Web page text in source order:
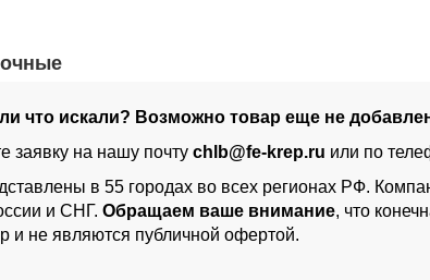
что искали? Возможно товар еще не
заявку на нашу почту chlb@fe-krep.ru или по
в 55 городах во всех регионах РФ.
и СНГ. Обращаем ваше внимание, что
и не являются публичной офертой.